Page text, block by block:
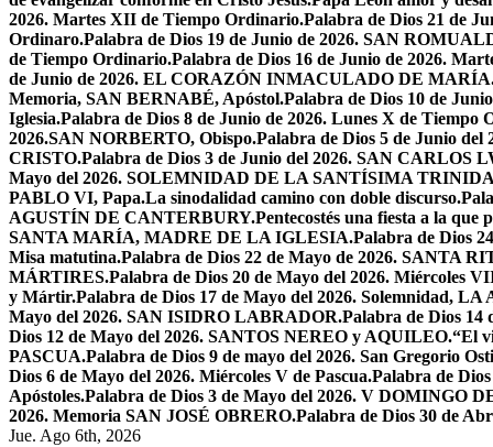
2026. Martes XII de Tiempo Ordinario.Palabra de Dios 21 de
Ordinaro.Palabra de Dios 19 de Junio de 2026. SAN
de Tiempo Ordinario.Palabra de Dios 16 de Junio de 2026.
de Junio de 2026. EL CORAZÓN INMACULADO DE
Memoria, SAN BERNABÉ, Apóstol.Palabra de Dios 10 de
Iglesia.Palabra de Dios 8 de Junio de 2026. Lunes X de Tiempo
2026.SAN NORBERTO, Obispo.Palabra de Dios 5 de Junio
CRISTO.Palabra de Dios 3 de Junio del 2026. SAN CARLOS
Mayo del 2026. SOLEMNIDAD DE LA SANTÍSIMA
PABLO VI, Papa.La sinodalidad camino con doble discurso.
AGUSTÍN DE CANTERBURY.Pentecostés una fiesta a la que
SANTA MARÍA, MADRE DE LA IGLESIA.Palabra de Dios
Misa matutina.Palabra de Dios 22 de Mayo de 2026. SANTA
MÁRTIRES.Palabra de Dios 20 de Mayo del 2026. Miércoles
y Mártir.Palabra de Dios 17 de Mayo del 2026. Solemnidad,
Mayo del 2026. SAN ISIDRO LABRADOR.Palabra de Dios 14
Dios 12 de Mayo del 2026. SANTOS NEREO y AQUILEO.“El
PASCUA.Palabra de Dios 9 de mayo del 2026. San Gregorio
Dios 6 de Mayo del 2026. Miércoles V de Pascua.Palabra de
Apóstoles.Palabra de Dios 3 de Mayo del 2026. V DOMINGO
2026. Memoria SAN JOSÉ OBRERO.Palabra de Dios 30 de
Jue. Ago 6th, 2026